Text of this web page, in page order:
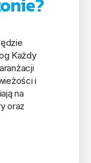
Każdy
i
na
oraz